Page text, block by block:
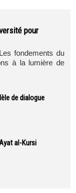
pour
fondements du
à la lumière de
de dialogue
al-Kursi